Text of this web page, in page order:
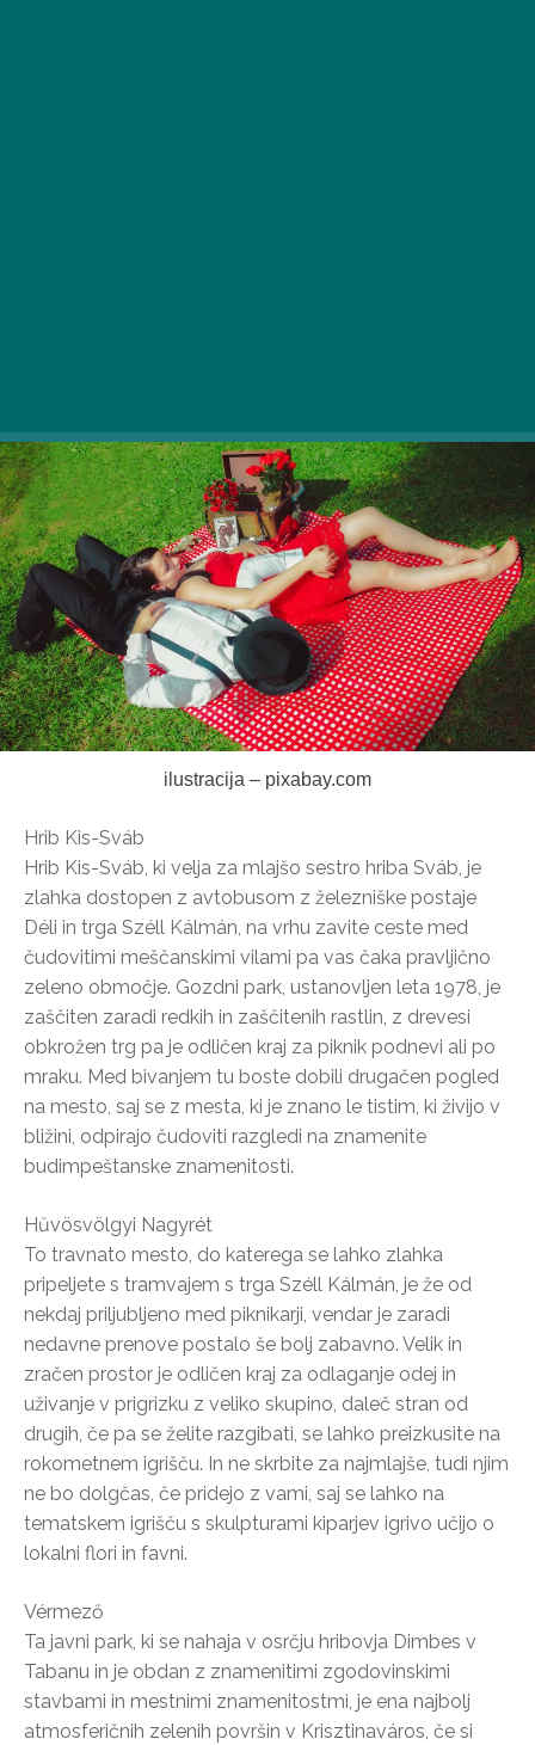
ilustracija – pixabay.com
Hrib Kis-Sváb
Hrib Kis-Sváb, ki velja za mlajšo sestro hriba Sváb, je
zlahka dostopen z avtobusom z železniške postaje
Déli in trga Széll Kálmán, na vrhu zavite ceste med
čudovitimi meščanskimi vilami pa vas čaka pravljično
zeleno območje. Gozdni park, ustanovljen leta 1978, je
zaščiten zaradi redkih in zaščitenih rastlin, z drevesi
obkrožen trg pa je odličen kraj za piknik podnevi ali po
mraku. Med bivanjem tu boste dobili drugačen pogled
na mesto, saj se z mesta, ki je znano le tistim, ki živijo v
bližini, odpirajo čudoviti razgledi na znamenite
budimpeštanske znamenitosti.
Hűvösvölgyi Nagyrét
To travnato mesto, do katerega se lahko zlahka
pripeljete s tramvajem s trga Széll Kálmán, je že od
nekdaj priljubljeno med piknikarji, vendar je zaradi
nedavne prenove postalo še bolj zabavno. Velik in
zračen prostor je odličen kraj za odlaganje odej in
uživanje v prigrizku z veliko skupino, daleč stran od
drugih, če pa se želite razgibati, se lahko preizkusite na
rokometnem igrišču. In ne skrbite za najmlajše, tudi njim
ne bo dolgčas, če pridejo z vami, saj se lahko na
tematskem igrišču s skulpturami kiparjev igrivo učijo o
lokalni flori in favni.
Vérmező
Ta javni park, ki se nahaja v osrčju hribovja Dimbes v
Tabanu in je obdan z znamenitimi zgodovinskimi
stavbami in mestnimi znamenitostmi, je ena najbolj
atmosferičnih zelenih površin v Krisztinaváros, če si